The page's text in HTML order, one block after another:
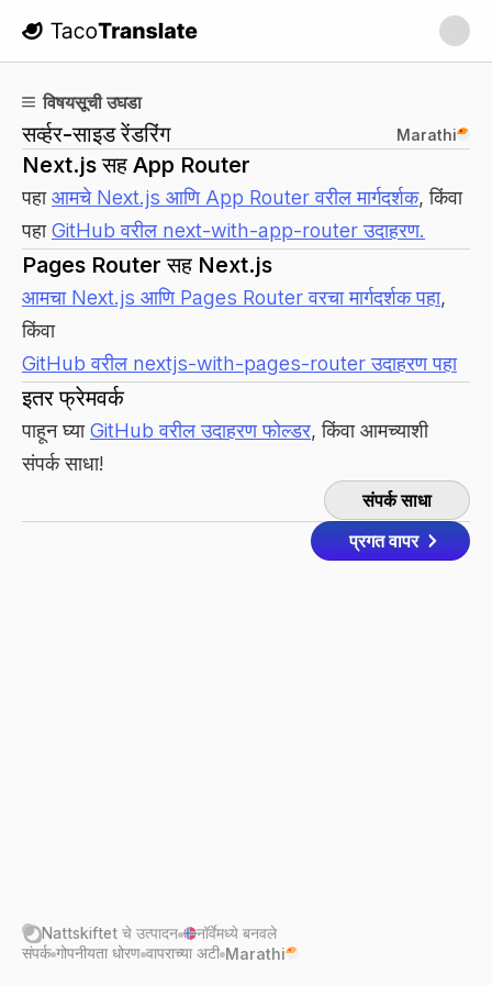
TacoTranslate
विषयसूची उघडा
सर्व्हर-साइड रेंडरिंग Marathi
Next.js सह App Router
पहाआमचे Next.js आणि App Router वरील मार्गदर्शक, किंवा
पहाGitHub वरील next-with-app-router उदाहरण.
Pages Router सह Next.js
आमचा Next.js आणि Pages Router वरचा मार्गदर्शक पहा,
किंवा
GitHub वरील nextjs-with-pages-router उदाहरण पहा
इतर फ्रेमवर्क
पाहून घ्याGitHub वरील उदाहरण फोल्डर, किंवा आमच्याशी
संपर्क साधा!
संपर्क साधा
प्रगत वापर
Nattskiftet चे उत्पादन
नॉर्वेमध्ये बनवले
संपर्क गोपनीयता धोरण वापराच्या अटी Marathi